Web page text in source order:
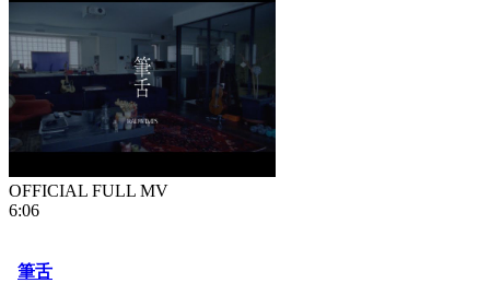
OFFICIAL FULL MV
6:06
筆舌